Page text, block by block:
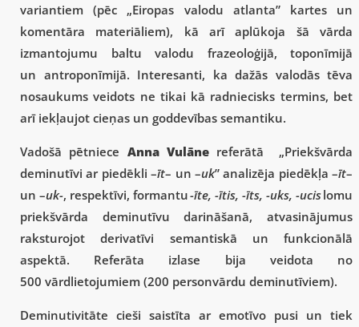
variantiem (pēc „Eiropas valodu atlanta” kartes un
komentāra materiāliem), kā arī aplūkoja šā vārda
izmantojumu baltu valodu frazeoloģijā, toponīmijā
un antroponīmijā. Interesanti, ka dažās valodās tēva
nosaukums veidots ne tikai kā radniecisks termins, bet
arī iekļaujot cieņas un goddevības semantiku.
Vadošā pētniece Anna Vulāne referātā „Priekšvārda
deminutīvi ar piedēkli –īt– un –uk” analizēja piedēkļa –īt–
un –uk-, respektīvi, formantu-īte, -ītis, -īts, -uks, -ucislomu
priekšvārda deminutīvu darināšanā, atvasinājumus
raksturojot derivatīvi semantiskā un funkcionālā
aspektā. Referāta izlase bija veidota no
500 vārdlietojumiem (200 personvārdu deminutīviem).
Deminutivitāte cieši saistīta ar emotīvo pusi un tiek